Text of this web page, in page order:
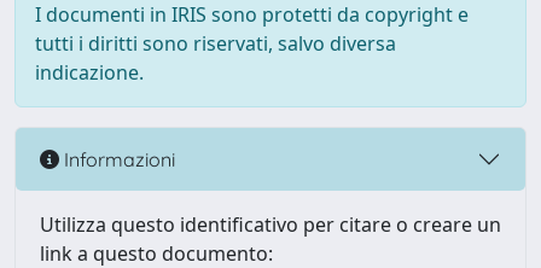
I documenti in IRIS sono protetti da copyright e
tutti i diritti sono riservati, salvo diversa
indicazione.
Informazioni
Utilizza questo identificativo per citare o creare un
link a questo documento: